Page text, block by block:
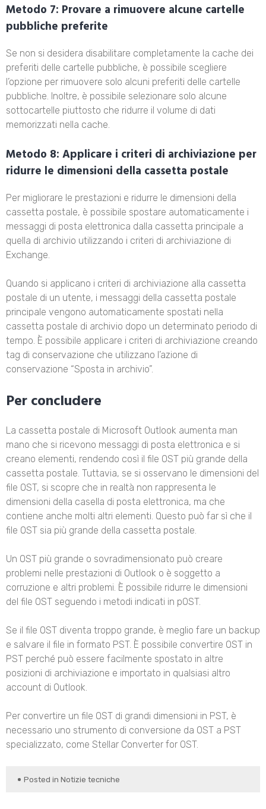
Metodo 7: Provare a rimuovere alcune cartelle
pubbliche preferite
Se non si desidera disabilitare completamente la cache dei
preferiti delle cartelle pubbliche, è possibile scegliere
l’opzione per rimuovere solo alcuni preferiti delle cartelle
pubbliche. Inoltre, è possibile selezionare solo alcune
sottocartelle piuttosto che ridurre il volume di dati
memorizzati nella cache.
Metodo 8: Applicare i criteri di archiviazione per
ridurre le dimensioni della cassetta postale
Per migliorare le prestazioni e ridurre le dimensioni della
cassetta postale, è possibile spostare automaticamente i
messaggi di posta elettronica dalla cassetta principale a
quella di archivio utilizzando i criteri di archiviazione di
Exchange.
Quando si applicano i criteri di archiviazione alla cassetta
postale di un utente, i messaggi della cassetta postale
principale vengono automaticamente spostati nella
cassetta postale di archivio dopo un determinato periodo di
tempo. È possibile applicare i criteri di archiviazione creando
tag di conservazione che utilizzano l’azione di
conservazione “Sposta in archivio”.
Per concludere
La cassetta postale di Microsoft Outlook aumenta man
mano che si ricevono messaggi di posta elettronica e si
creano elementi, rendendo così il file OST più grande della
cassetta postale. Tuttavia, se si osservano le dimensioni del
file OST, si scopre che in realtà non rappresenta le
dimensioni della casella di posta elettronica, ma che
contiene anche molti altri elementi. Questo può far sì che il
file OST sia più grande della cassetta postale.
Un OST più grande o sovradimensionato può creare
problemi nelle prestazioni di Outlook o è soggetto a
corruzione e altri problemi. È possibile ridurre le dimensioni
del file OST seguendo i metodi indicati in pOST.
Se il file OST diventa troppo grande, è meglio fare un backup
e salvare il file in formato PST. È possibile convertire OST in
PST perché può essere facilmente spostato in altre
posizioni di archiviazione e importato in qualsiasi altro
account di Outlook.
Per convertire un file OST di grandi dimensioni in PST, è
necessario uno strumento di conversione da OST a PST
specializzato, come Stellar Converter for OST.
Posted in Notizie tecniche